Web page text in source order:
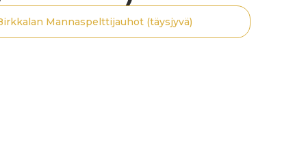
Mannaspelttijauhot (täysjyvä)